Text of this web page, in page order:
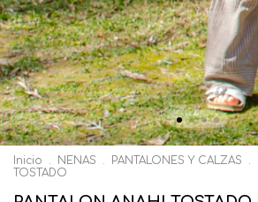
Inicio . NENAS . PANTALONES Y CALZAS .
TOSTADO